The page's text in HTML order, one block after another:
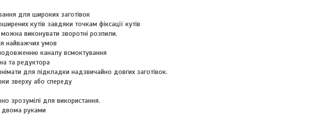
для широких заготівок
кутів завдяки точкам фіксації кутів
виконувати зворотні розпили.
найважчих умов
каналу всмоктування
та редуктора
для підкладки надзвичайно довгих заготівок.
зверху або спереду
зрозумілі для використання.
двома руками